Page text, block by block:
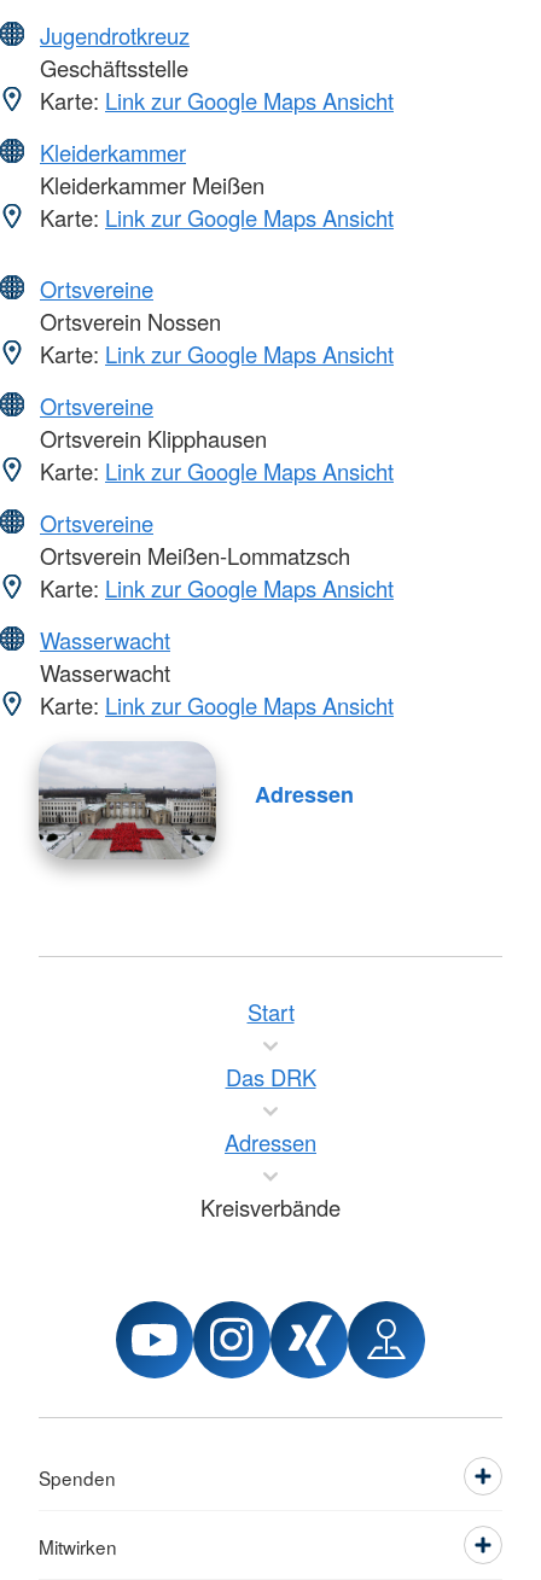
Jugendrotkreuz
Geschäftsstelle
Karte: Link zur Google Maps Ansicht
Kleiderkammer
Kleiderkammer Meißen
Karte: Link zur Google Maps Ansicht
Ortsvereine
Ortsverein Nossen
Karte: Link zur Google Maps Ansicht
Ortsvereine
Ortsverein Klipphausen
Karte: Link zur Google Maps Ansicht
Ortsvereine
Ortsverein Meißen-Lommatzsch
Karte: Link zur Google Maps Ansicht
Wasserwacht
Wasserwacht
Karte: Link zur Google Maps Ansicht
Adressen
Start
Das DRK
Adressen
Kreisverbände
Spenden
Mitwirken